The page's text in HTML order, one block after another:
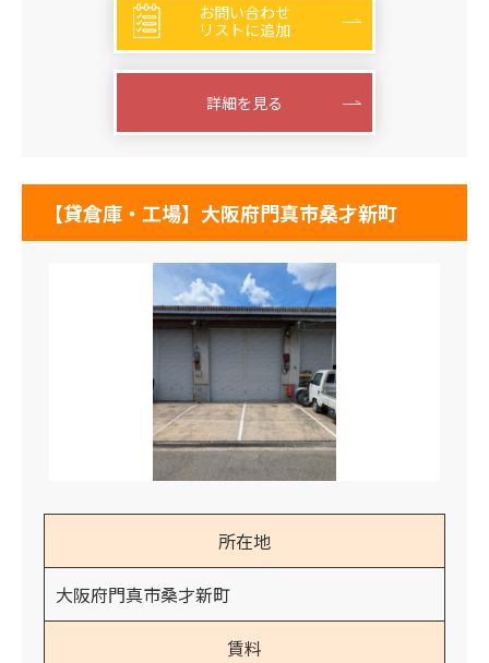
お問い合わせ
リストに追加
詳細を見る
【貸倉庫・工場】大阪府門真市桑才新町
所在地
大阪府門真市桑才新町
賃料